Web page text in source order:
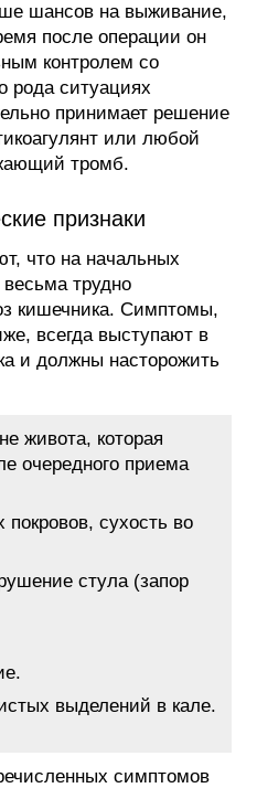
шансов на выживание,
после операции он
контролем со
рода ситуациях
принимает решение
или любой
тромб.
признаки
что на начальных
трудно
кишечника. Симптомы,
всегда выступают в
и должны насторожить
живота, которая
очередного приема
сухость во
стула (запор
выделений в кале.
симптомов